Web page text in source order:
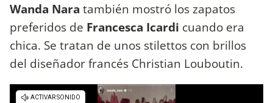
Wanda Nara también mostró los zapatos
preferidos de Francesca Icardi cuando era
chica. Se tratan de unos stilettos con brillos
del diseñador francés Christian Louboutin.